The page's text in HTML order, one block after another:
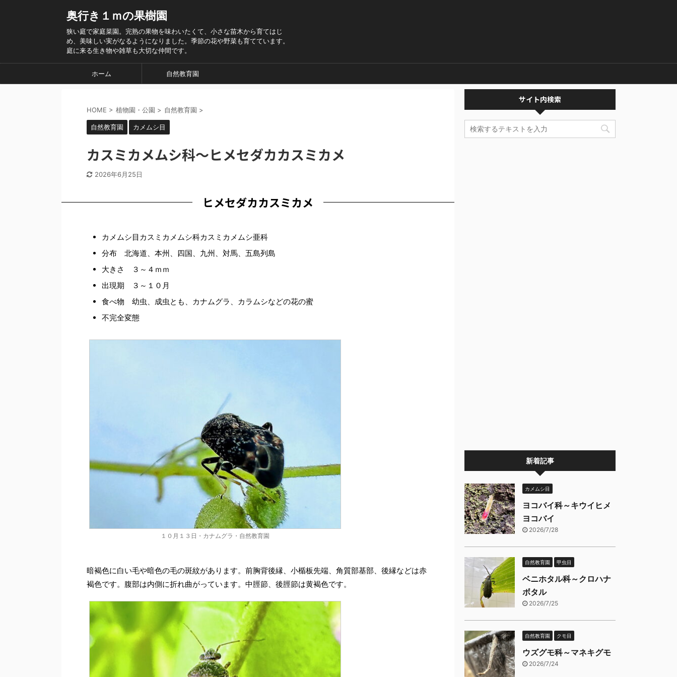
奥行き１ｍの果樹園
狭い庭で家庭菜園。完熟の果物を味わいたくて、小さな苗木から育てはじ
め、美味しい実がなるようになりました。季節の花や野菜も育てています。
庭に来る生き物や雑草も大切な仲間です。
ホーム 自然教育園
HOME > 植物園・公園 > 自然教育園 >
自然教育園 カメムシ目
カスミカメムシ科～ヒメセダカカスミカメ
2026年6月25日
ヒメセダカカスミカメ
カメムシ目カスミカメムシ科カスミカメムシ亜科
分布 北海道、本州、四国、九州、対馬、五島列島
大きさ ３～４ｍｍ
出現期 ３～１０月
食べ物 幼虫、成虫とも、カナムグラ、カラムシなどの花の蜜
不完全変態
１０月１３日・カナムグラ・自然教育園
暗褐色に白い毛や暗色の毛の斑紋があります。前胸背後縁、小楯板先端、角質部基部、後縁などは赤
褐色です。腹部は内側に折れ曲がっています。中脛節、後脛節は黄褐色です。
サイト内検索
新着記事
カメムシ目
ヨコバイ科～キウイヒメ
ヨコバイ
2026/7/28
自然教育園 甲虫目
ベニホタル科～クロハナ
ボタル
2026/7/25
自然教育園 クモ目
ウズグモ科～マネキグモ
2026/7/24